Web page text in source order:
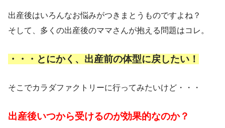
出産後はいろんなお悩みがつきまとうものですよね？
そして、多くの出産後のママさんが抱える問題はコレ。
・・・とにかく、出産前の体型に戻したい！
そこでカラダファクトリーに行ってみたいけど・・・
出産後いつから受けるのが効果的なのか？